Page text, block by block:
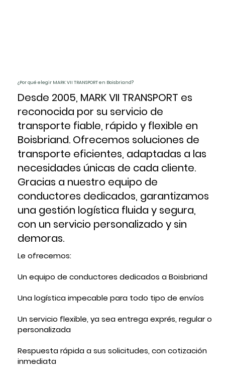
¿Por qué elegir MARK VII TRANSPORT en Boisbriand?
Desde 2005, MARK VII TRANSPORT es
reconocida por su servicio de
transporte fiable, rápido y flexible en
Boisbriand. Ofrecemos soluciones de
transporte eficientes, adaptadas a las
necesidades únicas de cada cliente.
Gracias a nuestro equipo de
conductores dedicados, garantizamos
una gestión logística fluida y segura,
con un servicio personalizado y sin
demoras.
Le ofrecemos:
Un equipo de conductores dedicados a Boisbriand
Una logística impecable para todo tipo de envíos
Un servicio flexible, ya sea entrega exprés, regular o
personalizada
Respuesta rápida a sus solicitudes, con cotización
inmediata